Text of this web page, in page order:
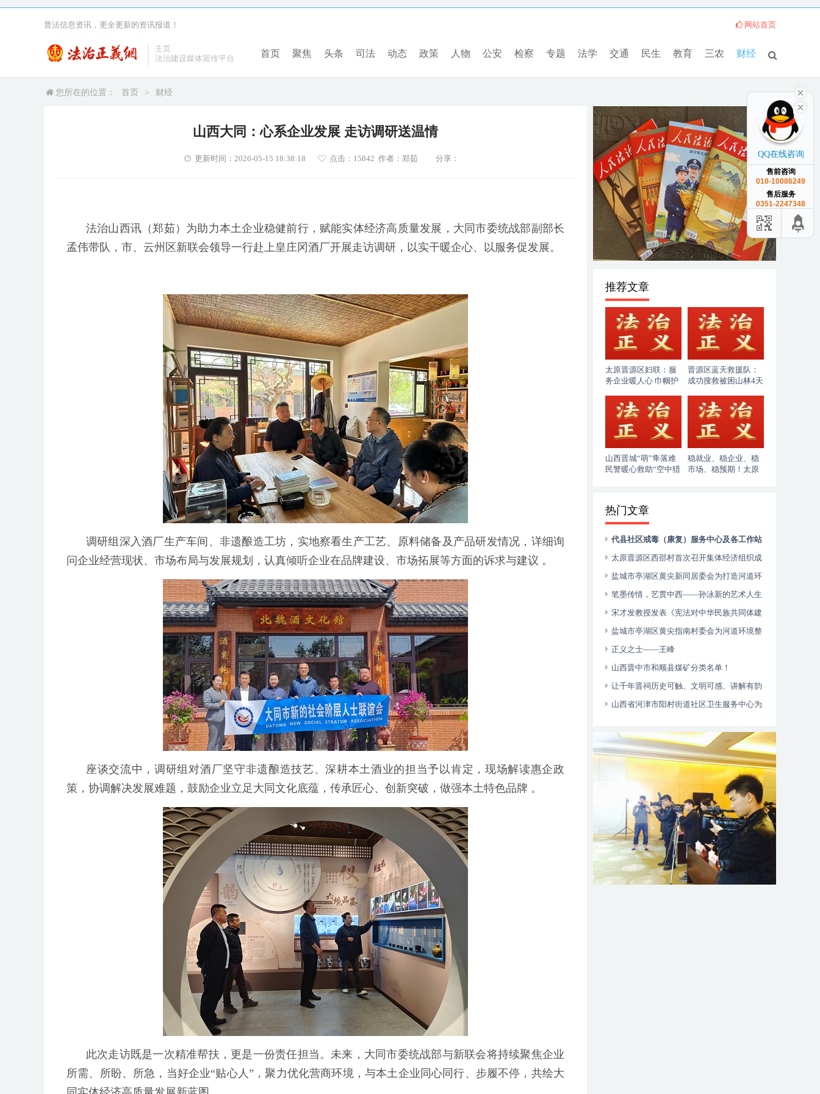
主页
法治建设媒体宣传平台
首页 聚焦 头条 司法 动态 政策 人物 公安 检察 专题 法学 交通 民生 教育 三农 财经
网站首页
普法信息资讯，更全更新的资讯报道！
您所在的位置： 首页 > 财经
山西大同：心系企业发展 走访调研送温情
更新时间：2026-05-15 18:38:18 点击： 15842 作者：郑茹 分享：
法治山西讯（郑茹）为助力本土企业稳健前行，赋能实体经济高质量发展，大同市委统战部副部长
孟伟带队，市、云州区新联会领导一行赴上皇庄冈酒厂开展走访调研，以实干暖企心、以服务促发展。
调研组深入酒厂生产车间、非遗酿造工坊，实地察看生产工艺、原料储备及产品研发情况，详细询
问企业经营现状、市场布局与发展规划，认真倾听企业在品牌建设、市场拓展等方面的诉求与建议 。
座谈交流中，调研组对酒厂坚守非遗酿造技艺、深耕本土酒业的担当予以肯定，现场解读惠企政
策，协调解决发展难题，鼓励企业立足大同文化底蕴，传承匠心、创新突破，做强本土特色品牌 。
此次走访既是一次精准帮扶，更是一份责任担当。未来，大同市委统战部与新联会将持续聚焦企业
所需、所盼、所急，当好企业“贴心人”，聚力优化营商环境，与本土企业同心同行、步履不停，共绘大
推荐文章
太原晋源区妇联：服
务企业暖人心 巾帼护
晋源区蓝天救援队：
成功搜救被困山林4天
山西晋城“萌”隼落难
民警暖心救助“空中猎
稳就业、稳企业、稳
市场、稳预期！太原
热门文章
代县社区戒毒（康复）服务中心及各工作站
多元帮扶显成效
太原晋源区西邵村首次召开集体经济组织成
员大会
盐城市亭湖区黄尖新同居委会为打造河道环
境整治和乡村治理起到了一定的引领作用
笔墨传情，艺贯中西——孙泳新的艺术人生
与卓越成就
宋才发教授发表《宪法对中华民族共同体建
设的价值论析》论文
盐城市亭湖区黄尖指南村委会为河道环境整
治营造了良好的氛围和乡村治理起到了一定的
引领作用
正义之士——王峰
山西晋中市和顺县煤矿分类名单！
让千年晋祠历史可触、文明可感、讲解有韵
山西省河津市阳村街道社区卫生服务中心为
QQ在线咨询
售前咨询
010-10086249
售后服务
0351-2247348